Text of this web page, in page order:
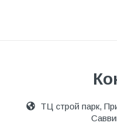
ТЦ строй парк,